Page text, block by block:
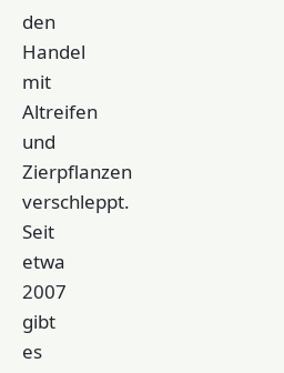
den
Handel
mit
Altreifen
und
Zierpflanzen
verschleppt.
Seit
etwa
2007
gibt
es